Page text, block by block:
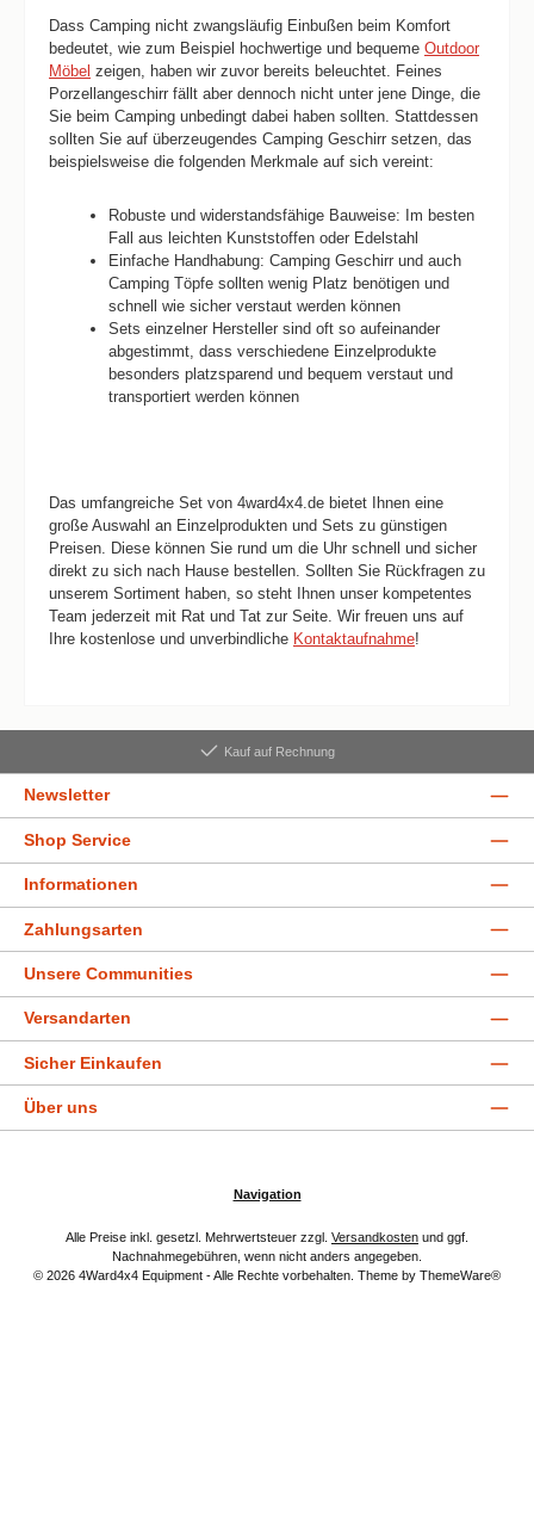
Dass Camping nicht zwangsläufig Einbußen beim Komfort
bedeutet, wie zum Beispiel hochwertige und bequeme Outdoor
Möbel zeigen, haben wir zuvor bereits beleuchtet. Feines
Porzellangeschirr fällt aber dennoch nicht unter jene Dinge, die
Sie beim Camping unbedingt dabei haben sollten. Stattdessen
sollten Sie auf überzeugendes Camping Geschirr setzen, das
beispielsweise die folgenden Merkmale auf sich vereint:
Robuste und widerstandsfähige Bauweise: Im besten
Fall aus leichten Kunststoffen oder Edelstahl
Einfache Handhabung: Camping Geschirr und auch
Camping Töpfe sollten wenig Platz benötigen und
schnell wie sicher verstaut werden können
Sets einzelner Hersteller sind oft so aufeinander
abgestimmt, dass verschiedene Einzelprodukte
besonders platzsparend und bequem verstaut und
transportiert werden können
Das umfangreiche Set von 4ward4x4.de bietet Ihnen eine
große Auswahl an Einzelprodukten und Sets zu günstigen
Preisen. Diese können Sie rund um die Uhr schnell und sicher
direkt zu sich nach Hause bestellen. Sollten Sie Rückfragen zu
unserem Sortiment haben, so steht Ihnen unser kompetentes
Team jederzeit mit Rat und Tat zur Seite. Wir freuen uns auf
Ihre kostenlose und unverbindliche Kontaktaufnahme!
Kauf auf Rechnung
Newsletter
Shop Service
Informationen
Zahlungsarten
Unsere Communities
Versandarten
Sicher Einkaufen
Über uns
Navigation
Alle Preise inkl. gesetzl. Mehrwertsteuer zzgl. Versandkosten und ggf.
Nachnahmegebühren, wenn nicht anders angegeben.
© 2026 4Ward4x4 Equipment - Alle Rechte vorbehalten. Theme by ThemeWare®